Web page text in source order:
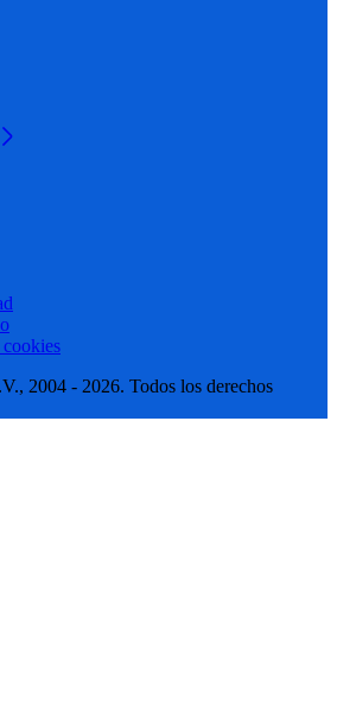
cookies
2004 - 2026. Todos los derechos